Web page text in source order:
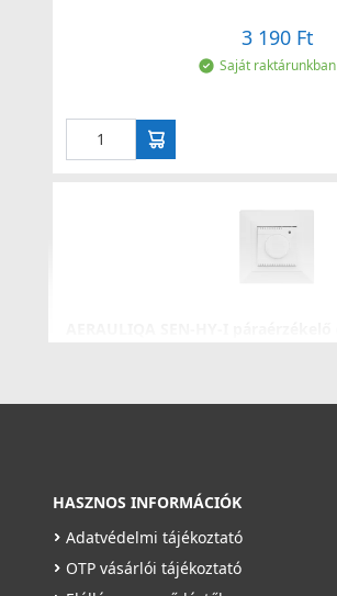
3 190 Ft
Saját raktárunkban
41 990 Ft
HASZNOS INFORMÁCIÓK
Adatvédelmi tájékoztató
OTP vásárlói tájékoztató